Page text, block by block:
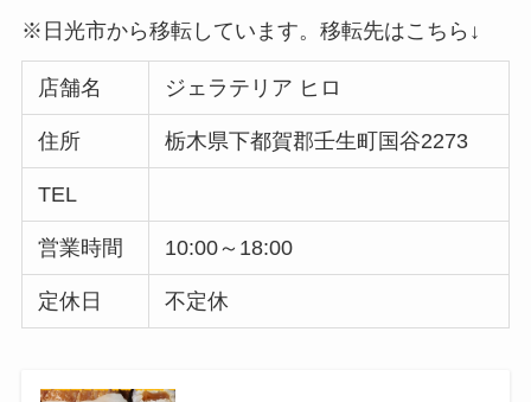
※日光市から移転しています。移転先はこちら↓
店舗名 ジェラテリア ヒロ
住所 栃木県下都賀郡壬生町国谷2273
TEL
営業時間 10:00～18:00
定休日 不定休